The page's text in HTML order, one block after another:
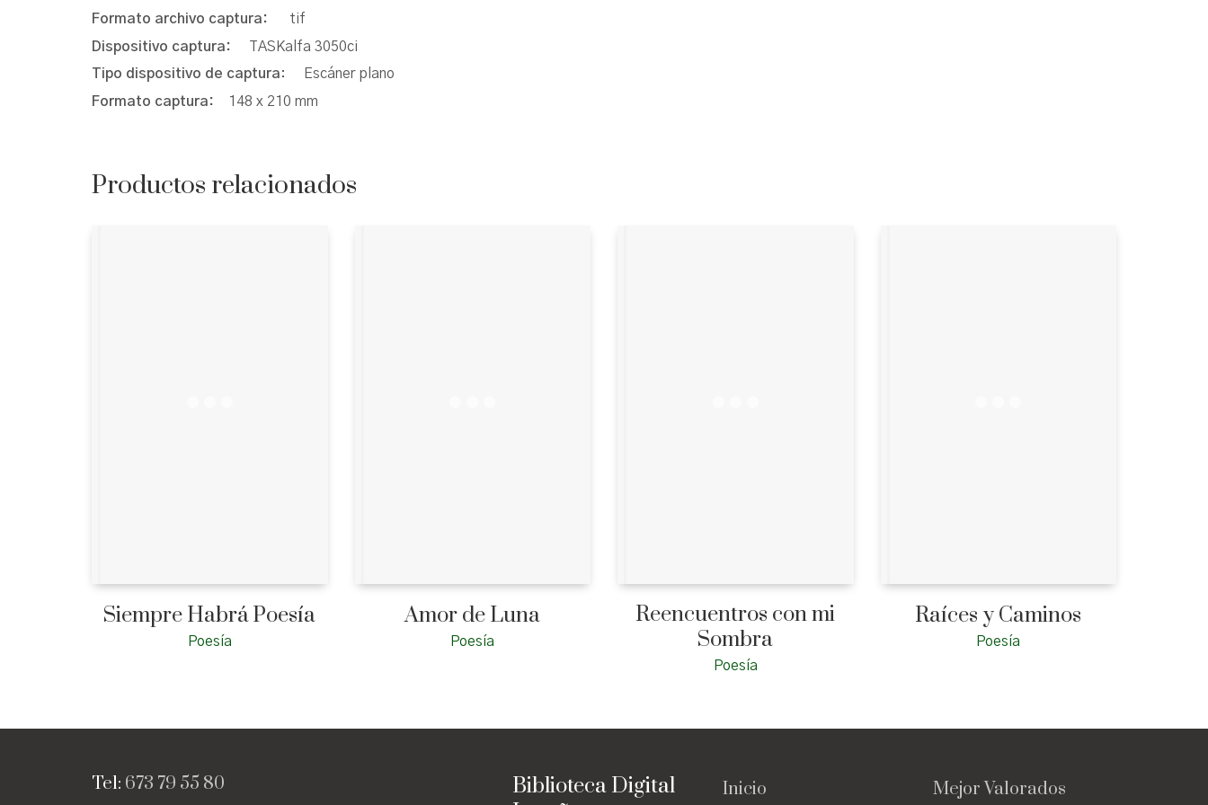
Formato archivo captura: tif
Dispositivo captura: TASKalfa 3050ci
Tipo dispositivo de captura: Escáner plano
Formato captura:
148 x 210 mm
Productos relacionados
Siempre Habrá Poesía
Poesía
Amor de Luna
Poesía
Reencuentros con mi
Sombra
Poesía
Raíces y Caminos
Poesía
Tel: 673 79 55 80
Biblioteca Digital
Inicio Mejor Valorados